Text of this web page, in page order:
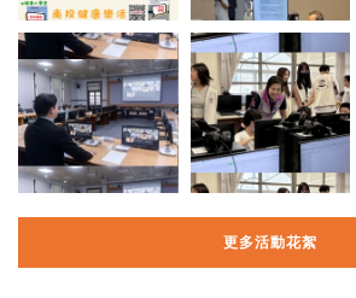
更多活動花絮